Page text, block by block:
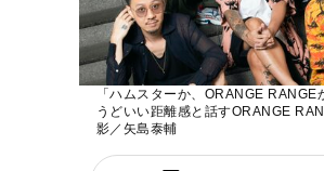
「ハムスターか、ORANGE RANGE
うどいい距離感と話すORANGE
影／矢島泰輔